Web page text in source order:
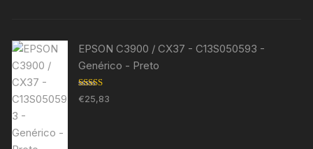
EPSON C3900 / CX37 - C13S050593 -
Genérico - Preto
Avaliação
5.00de 5
€25,83